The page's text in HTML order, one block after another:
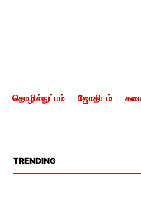
தொழில்நுட்பம் ஜோதிடம்
TRENDING